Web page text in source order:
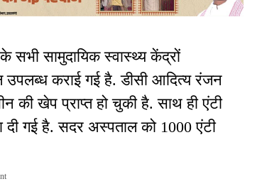
सामुदायिक स्वास्थ्य केंद्रों
उपलब्ध कराई गई है. डीसी आदित्य रंजन
की खेप प्राप्त हो चुकी है. साथ ही एंटी
दी गई है. सदर अस्पताल को 1000 एंटी